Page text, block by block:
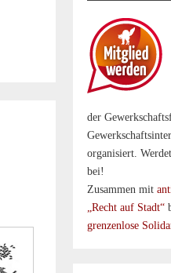
der
organisiert.
bei!
Zusammen mit
„Recht auf Stadt“
grenzenlose